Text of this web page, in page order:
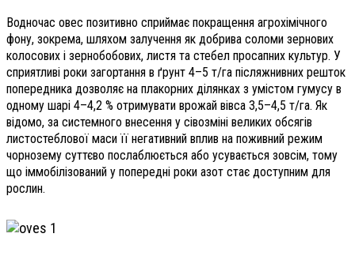
Водночас овес позитивно сприймає покращення агрохімічного
фону, зокрема, шляхом залучення як добрива соломи зернових
колосових і зернобобових, листя та стебел просапних культур. У
сприятливі роки загортання в ґрунт 4–5 т/га післяжнивних решток
попередника дозволяє на плакорних ділянках з умістом гумусу в
одному шарі 4–4,2 % отримувати врожай вівса 3,5–4,5 т/га. Як
відомо, за системного внесення у сівозміні великих обсягів
листостеблової маси її негативний вплив на поживний режим
чорнозему суттєво послаблюється або усувається зовсім, тому
що іммобілізований у попередні роки азот стає доступним для
рослин.